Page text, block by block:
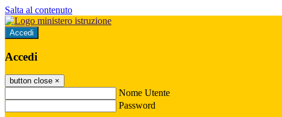
Salta al contenuto
Accedi
Accedi
button close ×
Nome Utente
Password